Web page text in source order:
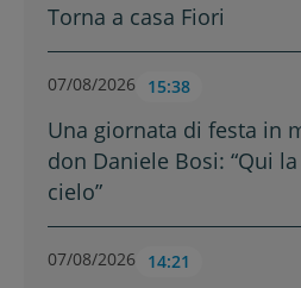
Torna a casa Fiori
07/08/2026 15:38
Una giornata di festa in
don Daniele Bosi: “Qui
cielo”
07/08/2026 14:21